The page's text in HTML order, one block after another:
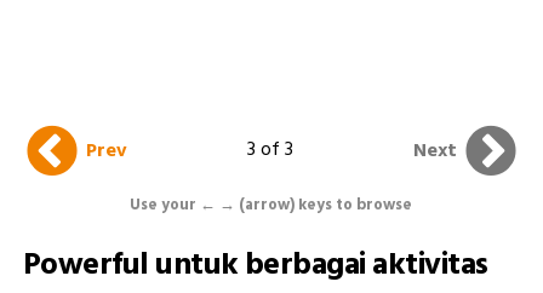
Prev 3 of 3 Next
Use your ← → (arrow) keys to browse
Powerful untuk berbagai aktivitas